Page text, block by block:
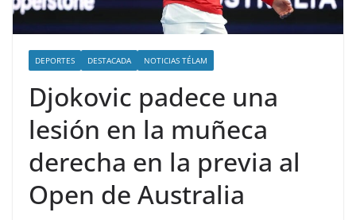
DEPORTES DESTACADA NOTICIAS TÉLAM
Djokovic padece una
lesión en la muñeca
derecha en la previa al
Open de Australia